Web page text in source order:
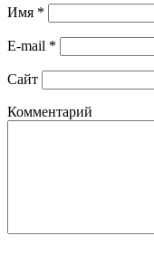
Имя *
E-mail *
Сайт
Комментарий